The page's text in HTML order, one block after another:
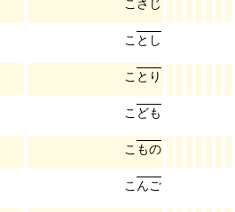
こ さ じ
こ と し
こ と り
こ ども
こ もの
こ んご